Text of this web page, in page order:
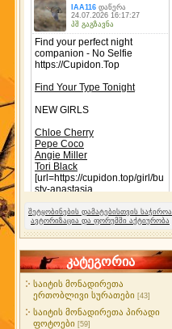
შეტყობინების დამატებისთვის საჭიროა
ავტორიზაცია და ფორუმში აქტიურობა
კატეგორია
საიტის მონადირეთა
ერთობლივი სურათები [43]
საიტის მონადირეთა პირადი
ფოტოები [59]